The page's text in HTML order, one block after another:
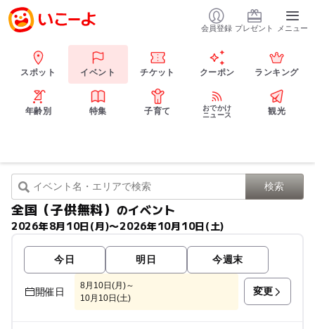
会員登録 プレゼント メニュー
スポット イベント チケット クーポン ランキング
年齢別 特集 子育て
おでかけ
ニュース
観光
全国（子供無料） のイベント
2026年8月10日(月)〜2026年10月10日(土)
今日 明日 今週末
開催日
8月10日(月)～
10月10日(土)
変更